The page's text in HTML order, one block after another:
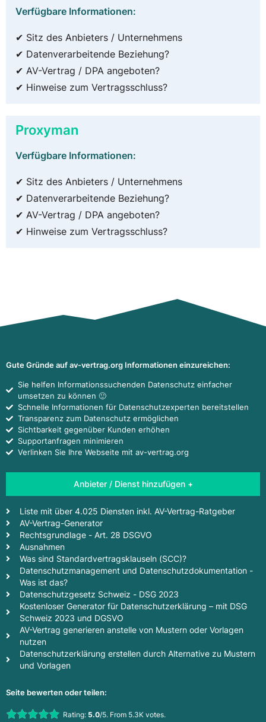
Verfügbare Informationen:
✔ Sitz des Anbieters / Unternehmens
✔ Datenverarbeitende Beziehung?
✔ AV-Vertrag / DPA angeboten?
✔ Hinweise zum Vertragsschluss?
Proxyman
Verfügbare Informationen:
✔ Sitz des Anbieters / Unternehmens
✔ Datenverarbeitende Beziehung?
✔ AV-Vertrag / DPA angeboten?
✔ Hinweise zum Vertragsschluss?
Gute Gründe auf av-vertrag.org Informationen einzureichen:
Sie helfen Informationssuchenden Datenschutz einfacher
umsetzen zu können 🙂
Schnelle Informationen für Datenschutzexperten bereitstellen
Transparenz zum Datenschutz ermöglichen
Sichtbarkeit gegenüber Kunden erhöhen
Supportanfragen minimieren
Verlinken Sie Ihre Webseite mit av-vertrag.org
Anbieter / Dienst hinzufügen +
Liste mit über 4.025 Diensten inkl. AV-Vertrag-Ratgeber
AV-Vertrag-Generator
Rechtsgrundlage - Art. 28 DSGVO
Ausnahmen
Was sind Standardvertragsklauseln (SCC)?
Datenschutzmanagement und Datenschutzdokumentation -
Was ist das?
Datenschutzgesetz Schweiz - DSG 2023
Kostenloser Generator für Datenschutzerklärung – mit DSG
Schweiz 2023 und DGSVO
AV-Vertrag generieren anstelle von Mustern oder Vorlagen
nutzen
Datenschutzerklärung erstellen durch Alternative zu Mustern
und Vorlagen
Seite bewerten oder teilen:
Rate this item:Rating: 5.0/5. From 5.3K votes.